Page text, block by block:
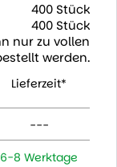
400 Stück
400 Stück
nur zu vollen
werden.
Lieferzeit*
---
6-8 Werktage